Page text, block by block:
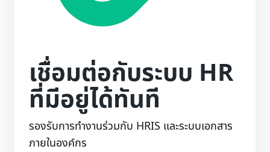
เชื่อมต่อกับระบบ HR
ที่มีอยู่ได้ทันที
รองรับการทำงานร่วมกับ HRIS และระบบเอกสาร
ภายในองค์กร